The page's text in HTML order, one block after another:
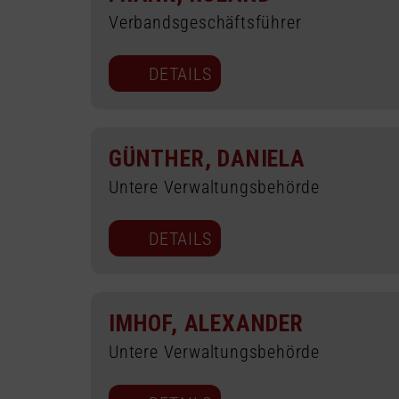
Verbandsgeschäftsführer
DETAILS
GÜNTHER, DANIELA
Untere Verwaltungsbehörde
DETAILS
IMHOF, ALEXANDER
Untere Verwaltungsbehörde